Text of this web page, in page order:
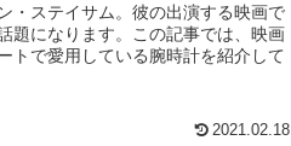
・ステイサム。彼の出演する映画で
題になります。この記事では、映画
トで愛用している腕時計を紹介して
2021.02.18